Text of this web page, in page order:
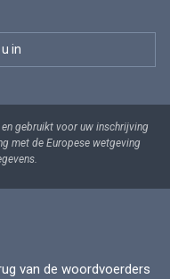
gebruikt voor uw inschrijving
met de Europese wetgeving
van de woordvoerders